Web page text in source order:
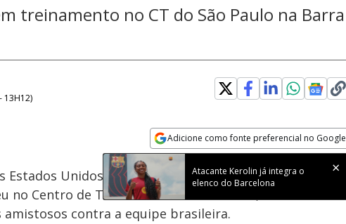
treinamento no CT do São Paulo na Barra
13H12)
Adicione como fonte preferencial no Google
Opens in new window
Atacante Kerolin já integra o
elenco do Barcelona
Velocidade
Estados Unidos realizou seu primeiro treino no Brasil
no Centro de Treinamento do São Paulo, na Barra
contra a equipe brasileira.